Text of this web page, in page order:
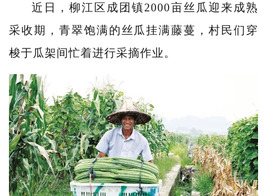
近日，柳江区成团镇2000亩丝瓜迎来成熟
采收期，青翠饱满的丝瓜挂满藤蔓，村民们穿
梭于瓜架间忙着进行采摘作业。